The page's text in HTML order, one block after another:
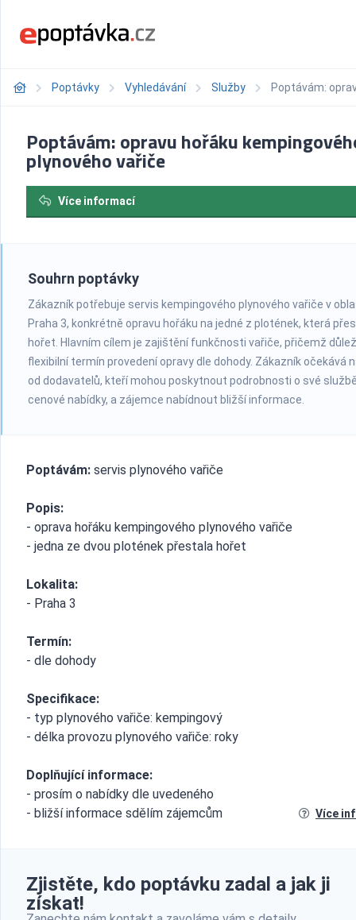
Poptávky Vyhledávání Služby Poptávám:
Poptávám: opravu hořáku
plynového vařiče
Více informací
Souhrn poptávky
Zákazník potřebuje servis kempingového plynového vařiče v
Praha 3, konkrétně opravu hořáku na jedné z plotének, která
hořet. Hlavním cílem je zajištění funkčnosti vařiče, přičemž
flexibilní termín provedení opravy dle dohody. Zákazník očekává
od dodavatelů, kteří mohou poskytnout podrobnosti o své
cenové nabídky, a zájemce nabídnout bližší informace.
Poptávám: servis plynového vařiče
Popis:
- oprava hořáku kempingového plynového vařiče
- jedna ze dvou plotének přestala hořet
Lokalita:
- Praha 3
Termín:
- dle dohody
Specifikace:
- typ plynového vařiče: kempingový
- délka provozu plynového vařiče: roky
Doplňující informace:
- prosím o nabídky dle uvedeného
- bližší informace sdělím zájemcům
Více
Zjistěte, kdo poptávku zadal a jak ji
získat!